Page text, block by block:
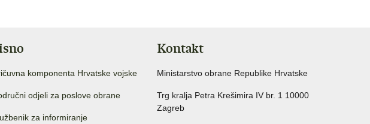
komponenta Hrvatske vojske
odjeli za poslove obrane
za informiranje
Kontakt
Ministarstvo obrane Republike Hrvatske
Trg kralja Petra Krešimira IV br. 1 10000
Zagreb